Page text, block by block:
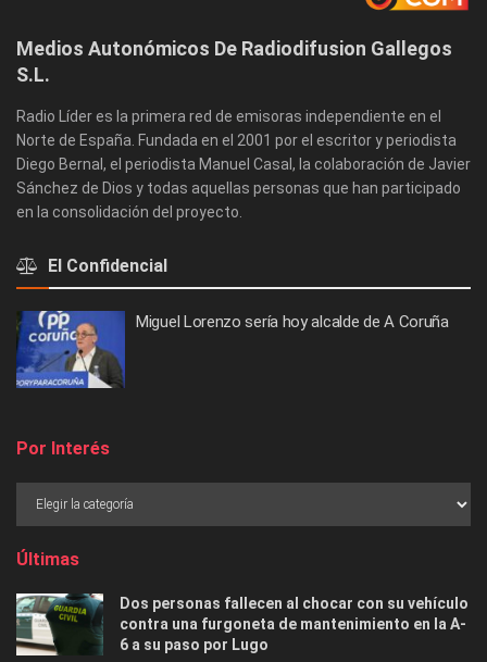
Medios Autonómicos De Radiodifusion Gallegos
S.L.
Radio Líder es la primera red de emisoras independiente en el
Norte de España. Fundada en el 2001 por el escritor y periodista
Diego Bernal, el periodista Manuel Casal, la colaboración de Javier
Sánchez de Dios y todas aquellas personas que han participado
en la consolidación del proyecto.
El Confidencial
Miguel Lorenzo sería hoy alcalde de A Coruña
Por Interés
Últimas
Dos personas fallecen al chocar con su vehículo
contra una furgoneta de mantenimiento en la A-
6 a su paso por Lugo